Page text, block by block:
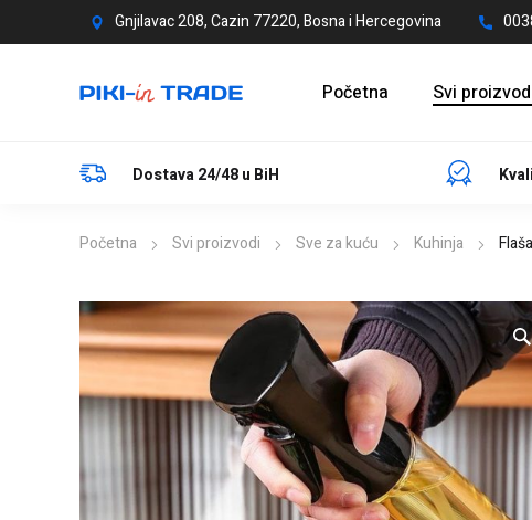
Gnjilavac 208, Cazin 77220, Bosna i Hercegovina
Početna Svi
Dostava 24/48 u BiH
Početna Svi proizvodi Sve za kuću Kuhinja